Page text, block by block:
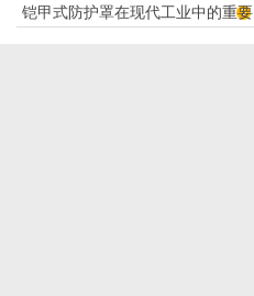
应用
铠甲式防护罩在现代工业中的重要